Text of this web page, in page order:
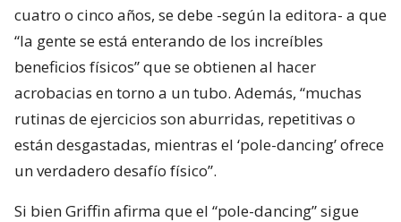
cuatro o cinco años, se debe -según la editora- a que
“la gente se está enterando de los increíbles
beneficios físicos” que se obtienen al hacer
acrobacias en torno a un tubo. Además, “muchas
rutinas de ejercicios son aburridas, repetitivas o
están desgastadas, mientras el ‘pole-dancing’ ofrece
un verdadero desafío físico”.
Si bien Griffin afirma que el “pole-dancing” sigue